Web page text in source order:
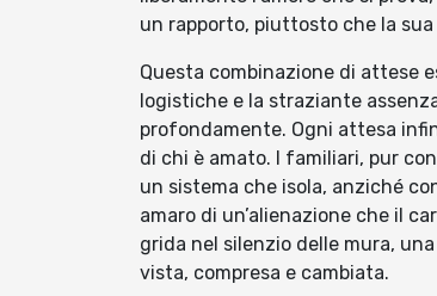
un rapporto, piuttosto che la
Questa combinazione di attese
logistiche e la straziante
profondamente. Ogni attesa
di chi è amato. I familiari, pur
un sistema che isola, anziché
amaro di un’alienazione che il
grida nel silenzio delle mura,
vista, compresa e cambiata.